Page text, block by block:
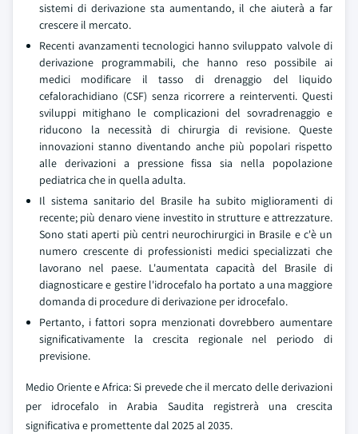
sistemi di derivazione sta aumentando, il che aiuterà a far
crescere il mercato.
Recenti avanzamenti tecnologici hanno sviluppato valvole di
derivazione programmabili, che hanno reso possibile ai
medici modificare il tasso di drenaggio del liquido
cefalorachidiano (CSF) senza ricorrere a reinterventi. Questi
sviluppi mitighano le complicazioni del sovradrenaggio e
riducono la necessità di chirurgia di revisione. Queste
innovazioni stanno diventando anche più popolari rispetto
alle derivazioni a pressione fissa sia nella popolazione
pediatrica che in quella adulta.
Il sistema sanitario del Brasile ha subito miglioramenti di
recente; più denaro viene investito in strutture e attrezzature.
Sono stati aperti più centri neurochirurgici in Brasile e c'è un
numero crescente di professionisti medici specializzati che
lavorano nel paese. L'aumentata capacità del Brasile di
diagnosticare e gestire l'idrocefalo ha portato a una maggiore
domanda di procedure di derivazione per idrocefalo.
Pertanto, i fattori sopra menzionati dovrebbero aumentare
significativamente la crescita regionale nel periodo di
previsione.
Medio Oriente e Africa: Si prevede che il mercato delle derivazioni
per idrocefalo in Arabia Saudita registrerà una crescita
significativa e promettente dal 2025 al 2035.